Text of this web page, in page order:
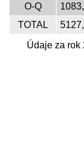
O-Q
TOTAL
Údaje za rok